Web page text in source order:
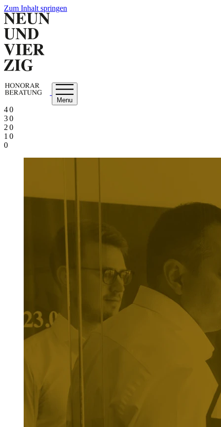
Zum Inhalt springen
Menu
4 0
3 0
2 0
1 0
0